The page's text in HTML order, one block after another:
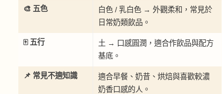
🎨 五色
白色 / 乳白色 → 外觀柔和，常見於
日常奶類飲品。
🀄 五行
土 → 口感圓潤，適合作飲品與配方
基底。
📌 常見不適知識
適合早餐、奶昔、烘焙與喜歡較濃
奶香口感的人。